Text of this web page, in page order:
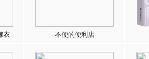
衣 不便的便利店